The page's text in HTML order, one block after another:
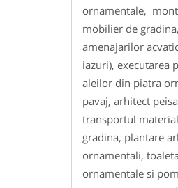
ornamentale,
mobilier de
amenajarilor
iazuri), executarea
aleilor din piatra
pavaj, arhitect
transportul
gradina, plantare
ornamentali,
ornamentale si